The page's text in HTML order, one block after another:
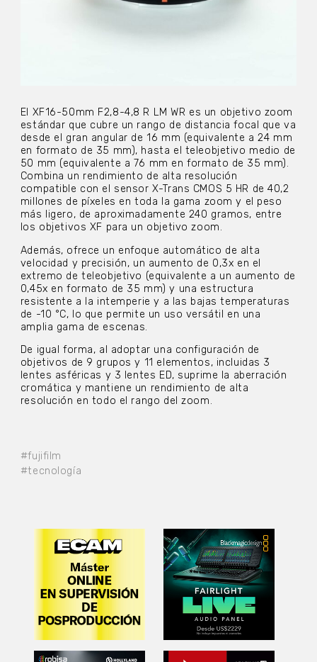
#fujifilm
#tecnología
El XF16-50mm F2,8-4,8 R LM WR es un objetivo zoom
estándar que cubre un rango de distancia focal que va
desde el gran angular de 16 mm (equivalente a 24 mm
en formato de 35 mm), hasta el teleobjetivo medio de
50 mm (equivalente a 76 mm en formato de 35 mm).
Combina un rendimiento de alta resolución
compatible con el sensor X-Trans CMOS 5 HR de 40,2
millones de píxeles en toda la gama zoom y el peso
más ligero, de aproximadamente 240 gramos, entre
los objetivos XF para un objetivo zoom.
Además, ofrece un enfoque automático de alta
velocidad y precisión, un aumento de 0,3x en el
extremo de teleobjetivo (equivalente a un aumento de
0,45x en formato de 35 mm) y una estructura
resistente a la intemperie y a las bajas temperaturas
de -10 °C, lo que permite un uso versátil en una
amplia gama de escenas.
De igual forma, al adoptar una configuración de
objetivos de 9 grupos y 11 elementos, incluidas 3
lentes asféricas y 3 lentes ED, suprime la aberración
cromática y mantiene un rendimiento de alta
resolución en todo el rango del zoom.